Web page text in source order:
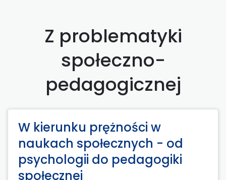
Z problematyki
społeczno-
pedagogicznej
W kierunku prężności w
naukach społecznych - od
psychologii do pedagogiki
społecznej